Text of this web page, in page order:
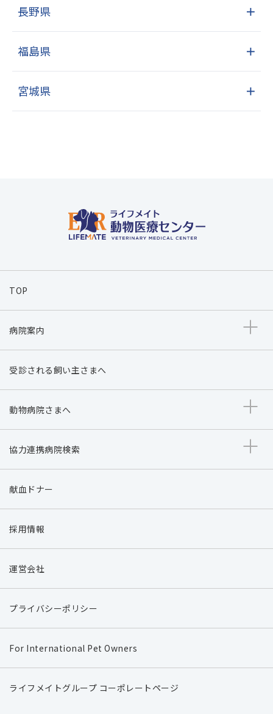
長野県 ＋
福島県 ＋
宮城県 ＋
TOP
病院案内
受診される飼い主さまへ
動物病院さまへ
協力連携病院検索
献血ドナー
採用情報
運営会社
プライバシーポリシー
For International Pet Owners
ライフメイトグループ コーポレートページ